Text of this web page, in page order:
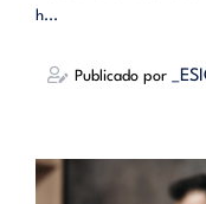
h...
Publicado por